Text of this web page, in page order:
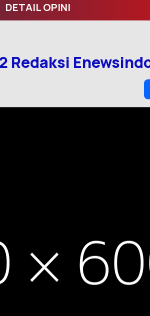
DETAIL OPINI
Redaksi